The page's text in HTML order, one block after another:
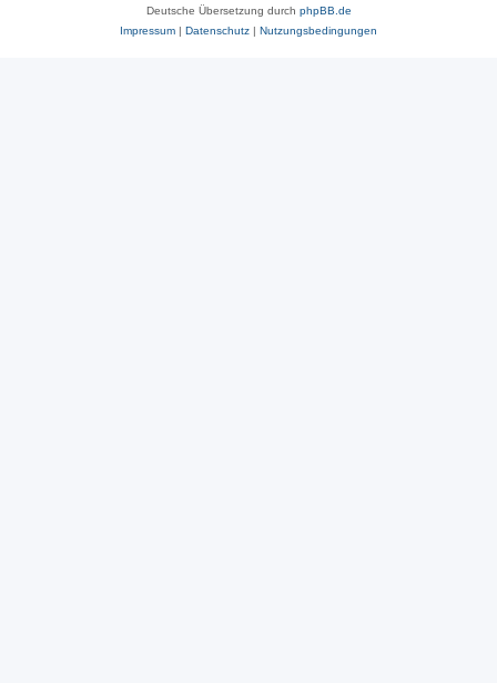
Deutsche Übersetzung durch phpBB.de
Impressum | Datenschutz | Nutzungsbedingungen